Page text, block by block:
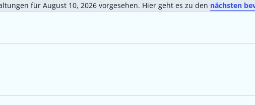
Hinweis
für August 10, 2026 vorgesehen. Hier geht es zu den nächsten